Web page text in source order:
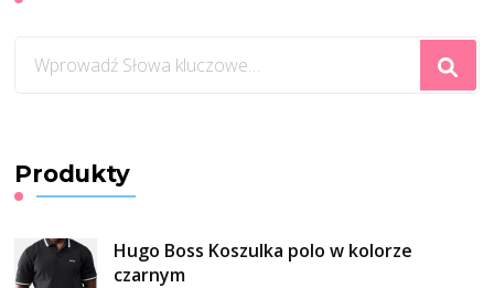
czegoś?
Produkty
Hugo Boss Koszulka polo w kolorze
czarnym